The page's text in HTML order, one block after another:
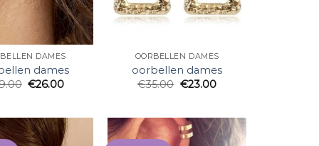
DAMES
dames
€26.00
OORBELLEN DAMES
oorbellen dames
€35.00 €23.00